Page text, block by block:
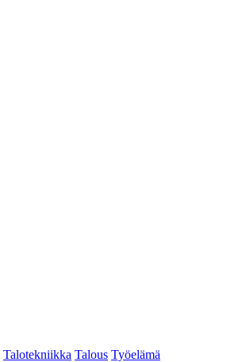
Talotekniikka Talous Työelämä